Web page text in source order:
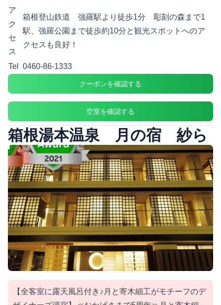
ア
ク
セ
ス
箱根登山鉄道 強羅駅より徒歩1分 彫刻の森まで1
駅、強羅公園まで徒歩約10分と観光スポットへのア
クセスも良好！
Tel 0460-86-1333
クーポンを確認する
空室を確認する
箱根湯本温泉 月の宿 紗ら
【全客室に露天風呂付き♪月と寄木細工がモチーフのデ